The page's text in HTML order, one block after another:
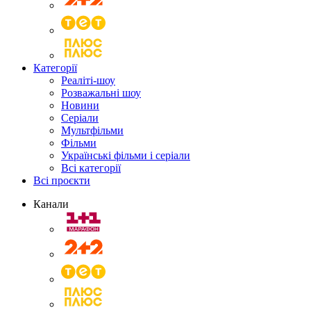
Категорії
Реаліті-шоу
Розважальні шоу
Новини
Серіали
Мультфільми
Фільми
Українські фільми і серіали
Всі категорії
Всі проєкти
Канали